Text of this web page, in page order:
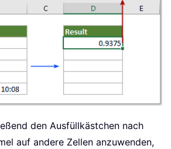
den Ausfüllkästchen nach
auf andere Zellen anzuwenden,